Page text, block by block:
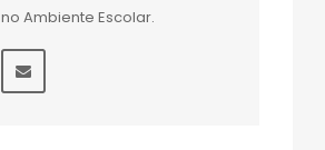
no Ambiente Escolar.